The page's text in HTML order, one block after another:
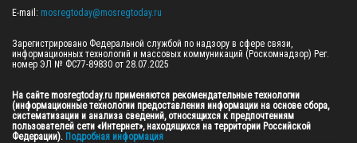
E-mail: mosregtoday@mosregtoday.ru
Зарегистрировано Федеральной службой по надзору в сфере связи,
информационных технологий и массовых коммуникаций (Роскомнадзор) Рег.
номер ЭЛ № ФС77-89830 от 28.07.2025
На сайте mosregtoday.ru применяются рекомендательные технологии
(информационные технологии предоставления информации на основе сбора,
систематизации и анализа сведений, относящихся к предпочтениям
пользователей сети «Интернет», находящихся на территории Российской
Федерации). Подробная информация